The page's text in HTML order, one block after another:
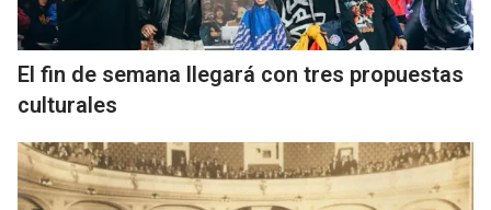
El fin de semana llegará con tres propuestas
culturales